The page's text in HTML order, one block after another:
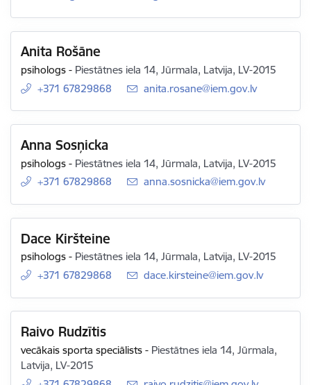
Anita Rošāne
psihologs - Piestātnes iela 14, Jūrmala, Latvija, LV-2015
+371 67829868
E-pasts:
anita.rosane@iem.gov.lv
Anna Sosņicka
psihologs - Piestātnes iela 14, Jūrmala, Latvija, LV-2015
+371 67829868
E-pasts:
anna.sosnicka@iem.gov.lv
Dace Kiršteine
psihologs - Piestātnes iela 14, Jūrmala, Latvija, LV-2015
+371 67829868
E-pasts:
dace.kirsteine@iem.gov.lv
Raivo Rudzītis
vecākais sporta speciālists - Piestātnes iela 14, Jūrmala,
Latvija, LV-2015